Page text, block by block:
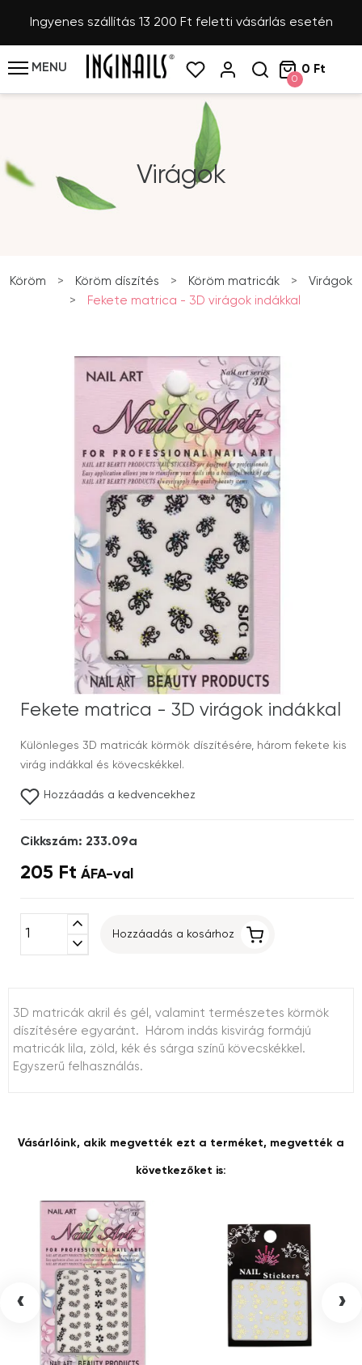
Ingyenes szállítás 13 200 Ft feletti vásárlás esetén
MENU
0
0 Ft
Virágok
Köröm > Köröm díszítés > Köröm matricák >
Virágok
>
Fekete matrica - 3D virágok indákkal
Fekete matrica - 3D virágok indákkal
Különleges 3D matricák körmök díszítésére, három fekete kis
virág indákkal és kövecskékkel.
Hozzáadás a kedvencekhez
Cikkszám: 233.09a
205 Ft ÁFA-val
expand_less
expand_more
Hozzáadás a kosárhoz
3D matricák akril és gél, valamint természetes körmök
díszítésére egyaránt. Három indás kisvirág formájú
matricák lila, zöld, kék és sárga színű kövecskékkel.
Egyszerű felhasználás.
Vásárlóink, akik megvették ezt a terméket, megvették a
következőket is:
‹ ›